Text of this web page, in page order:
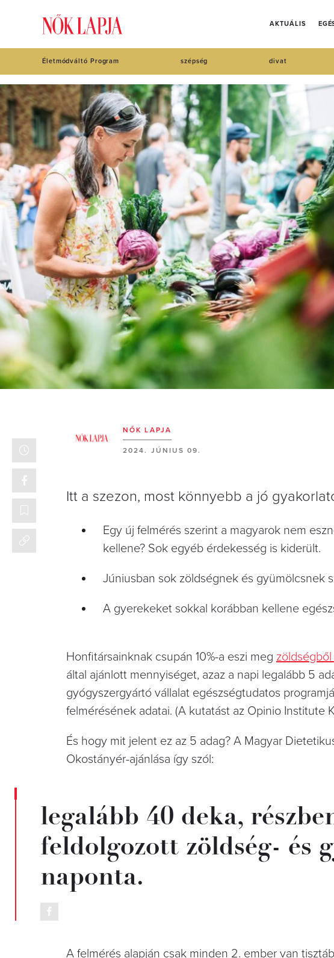
AKTUÁLIS
Életmódváltó Program szépség divat
NŐK LAPJA
2024. JÚNIUS 09.
Itt a szezon, most könnyebb a jó
Egy új felmérés szerint a magyarok nem
kellene? Sok egyéb érdekesség is kiderült.
Júniusban sok zöldségnek és gyümölcsnek
A gyerekeket sokkal korábban kellene
Honfitársainknak csupán 10%-a eszi meg
által ajánlott mennyiséget, azaz a napi legalább 5
gyógyszergyártó vállalat egészségtudatos
felmérésének adatai. (A kutatást az Opinio Institute
És hogy mit jelent ez az 5 adag? A Magyar
Okostányér-ajánlása így szól:
legalább 40 deka,
feldolgozott zöldség- és
naponta.
A felmérés alapján csak minden 2. ember van